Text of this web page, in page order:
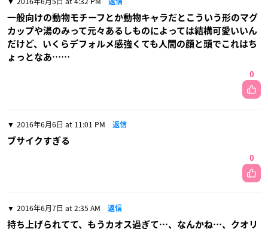
一般向けの動物モチーフとか動物キャラだとこういう形のマグ
カップや湯のみって元々あるしものによっては結構可愛いいん
だけど、いくらデフォルメ感強くても人間の顔と頭でこれはち
ょっとなあ……
0
2016年6月6日 at 11:01 PM 返信
ブサイクすぎる
0
2016年6月7日 at 2:35 AM 返信
持ち上げられてて、もうカオス過ぎて…、なんかね…、クオリ